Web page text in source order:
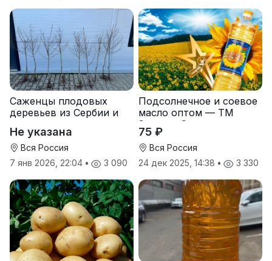
Саженцы плодовых
деревьев из Сербии и
Не указана
Вся Россия
7 янв 2026, 22:04 • 3 090
Подсолнечное и соевое
масло оптом — ТМ
Золотая Семечка
75 ₽
Вся Россия
24 дек 2025, 14:38 • 3 330